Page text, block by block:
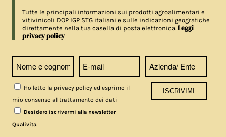
Tutte le principali informazioni sui prodotti agroalimentari e
vitivinicoli DOP IGP STG italiani e sulle indicazioni geografiche
direttamente nella tua casella di posta elettronica.Leggi
privacy policy
Ho letto la privacy policy ed esprimo il
mio consenso al trattamento dei dati
Desidero iscrivermi alla newsletter
Qualivita.